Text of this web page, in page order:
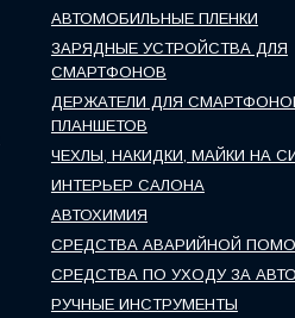
АВТОМОБИЛЬНЫЕ ПЛЕНКИ
ЗАРЯДНЫЕ УСТРОЙСТВА ДЛЯ
СМАРТФОНОВ
ДЕРЖАТЕЛИ ДЛЯ
ПЛАНШЕТОВ
ЧЕХЛЫ, НАКИДКИ, МАЙКИ НА
ИНТЕРЬЕР САЛОНА
АВТОХИМИЯ
СРЕДСТВА АВАРИЙНОЙ
СРЕДСТВА ПО УХОДУ ЗА АВТО
РУЧНЫЕ ИНСТРУМЕНТЫ